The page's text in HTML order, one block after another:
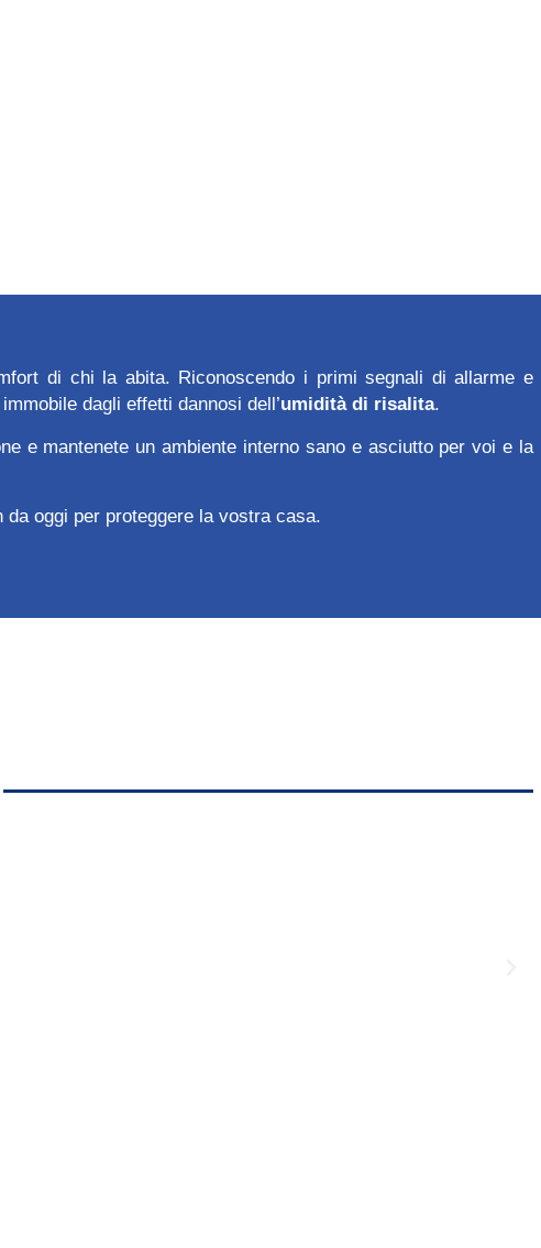
di chi la abita. Riconoscendo i primi segnali di allarme e
dagli effetti dannosi dell’umidità di risalita.
e mantenete un ambiente interno sano e asciutto per voi e la
oggi per proteggere la vostra casa.